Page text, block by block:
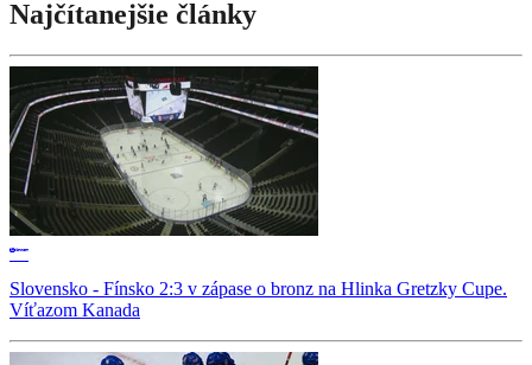
Najčítanejšie články
Slovensko - Fínsko 2:3 v zápase o bronz na Hlinka Gretzky Cupe.
Víťazom Kanada